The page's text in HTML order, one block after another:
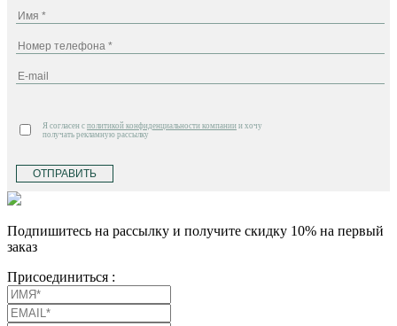
Я согласен с политикой конфиденциальности компании и хочу
получать рекламную рассылку
ОТПРАВИТЬ
Подпишитесь на рассылку и получите скидку 10% на первый
заказ
Присоединиться :